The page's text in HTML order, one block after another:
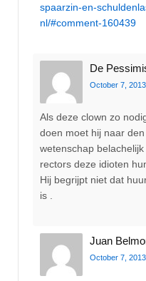
spaarzin-en-
nl/#comment-160439
De
October 7,
Als deze clown zo
doen moet hij naar
wetenschap
rectors deze idioten
Hij begrijpt niet dat
is .
Juan
October 7,